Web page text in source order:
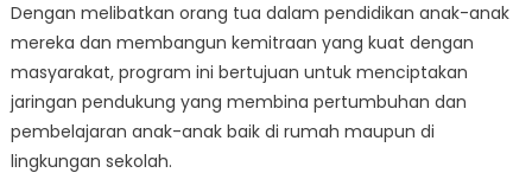
Dengan melibatkan orang tua dalam pendidikan anak-anak
mereka dan membangun kemitraan yang kuat dengan
masyarakat, program ini bertujuan untuk menciptakan
jaringan pendukung yang membina pertumbuhan dan
pembelajaran anak-anak baik di rumah maupun di
lingkungan sekolah.